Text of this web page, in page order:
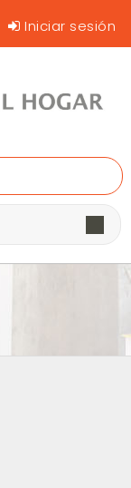
Iniciar sesión